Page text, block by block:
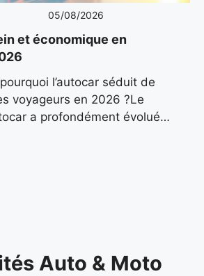
05/08/2026
et économique en
l’autocar séduit de
voyageurs en 2026 ?Le
a profondément évolué
Auto & Moto